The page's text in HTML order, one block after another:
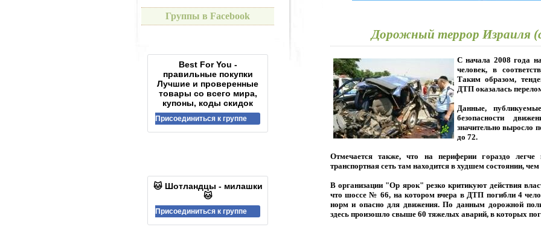
Группы в Facebook
Best For You -
правильные покупки
Лучшие и проверенные
товары со всего мира,
купоны, коды скидок
Присоединиться к группе
🐱 Шотландцы - милашки
🐱
Присоединиться к группе
Дорожный террор Израиля
С начала 2008 года
человек, в
Таким образом,
ДТП оказалась
Данные,
безопасности
значительно выросло
до 72.
Отмечается также, что на периферии гораздо
транспортная сеть там находится в худшем состоянии, чем
В организации "Ор ярок" резко критикуют действия
что шоссе № 66, на котором вчера в ДТП погибли 4
норм и опасно для движения. По данным дорожной
здесь произошло свыше 60 тяжелых аварий, в которых